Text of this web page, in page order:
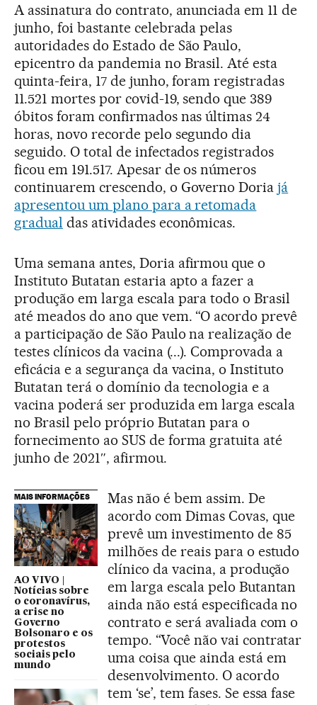
A assinatura do contrato, anunciada em 11 de
junho, foi bastante celebrada pelas
autoridades do Estado de São Paulo,
epicentro da pandemia no Brasil. Até esta
quinta-feira, 17 de junho, foram registradas
11.521 mortes por covid-19, sendo que 389
óbitos foram confirmados nas últimas 24
horas, novo recorde pelo segundo dia
seguido. O total de infectados registrados
ficou em 191.517. Apesar de os números
continuarem crescendo, o Governo Doriajá
apresentou um plano para a retomada
gradual das atividades econômicas.
Uma semana antes, Doria afirmou que o
Instituto Butatan estaria apto a fazer a
produção em larga escala para todo o Brasil
até meados do ano que vem. “O acordo prevê
a participação de São Paulo na realização de
testes clínicos da vacina (...). Comprovada a
eficácia e a segurança da vacina, o Instituto
Butatan terá o domínio da tecnologia e a
vacina poderá ser produzida em larga escala
no Brasil pelo próprio Butatan para o
fornecimento ao SUS de forma gratuita até
junho de 2021″, afirmou.
MAIS INFORMAÇÕES
AO VIVO |
Notícias sobre
o coronavírus,
a crise no
Governo
Bolsonaro e os
protestos
sociais pelo
mundo
Mas não é bem assim. De
acordo com Dimas Covas, que
prevê um investimento de 85
milhões de reais para o estudo
clínico da vacina, a produção
em larga escala pelo Butantan
ainda não está especificada no
contrato e será avaliada com o
tempo. “Você não vai contratar
uma coisa que ainda está em
desenvolvimento. O acordo
tem ‘se’, tem fases. Se essa fase